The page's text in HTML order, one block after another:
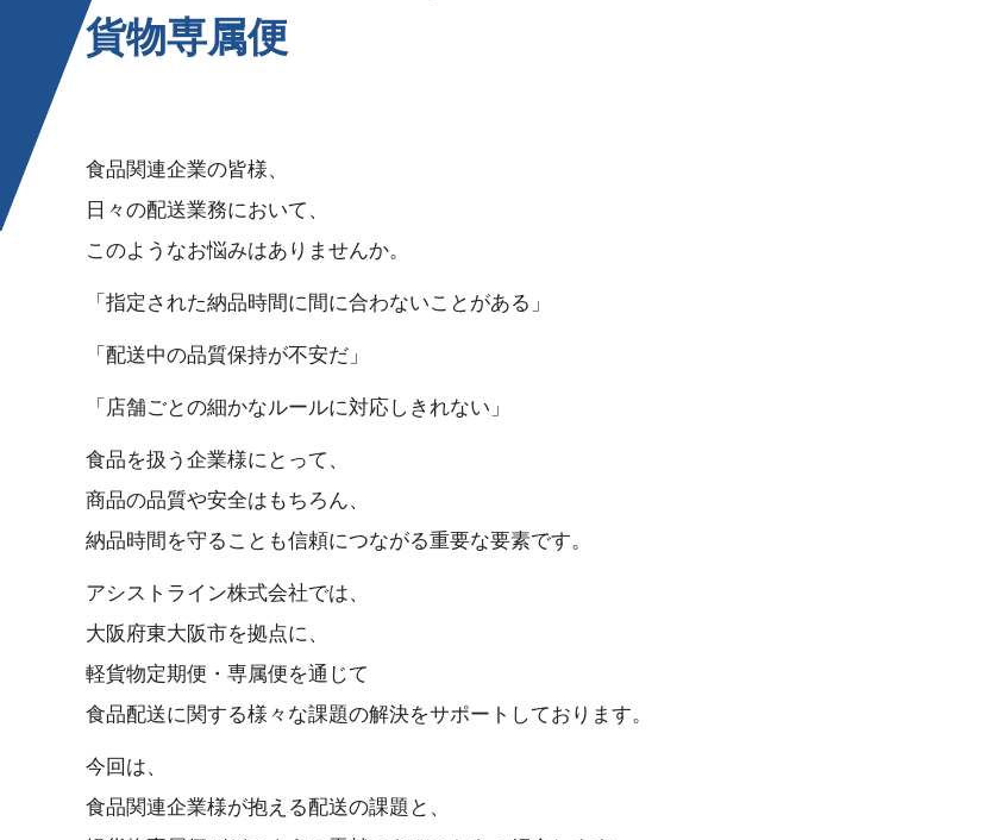
貨 物 専 属 便
食品関連企業の皆様、
日々の配送業務において、
このようなお悩みはありませんか。
「指定された納品時間に間に合わないこと が あ る 」
「配送中の品質保持が 不 安 だ 」
「店舗ごとの細かなルールに対応しき れ な い 」
食品を扱う企業様にとって、
商品の品質や安全はもちろん、
納品時間を守ることも信頼につながる重要な要素です。
アシストライン株式会社では、
大阪府東大阪市を拠点に、
軽貨物定期便・専属便を通じて
食品配送に関する様々な課題の解決をサポートしております。
今回は、
食品関連企業様が抱える配送の課題と、